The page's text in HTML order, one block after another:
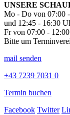
UNSERE
Mo - Do von 07:00
und 12:45 - 16:30
Fr von 07:00 -
Bitte um
mail senden
+43 7239 7031 0
Termin buchen
Facebook Twitter